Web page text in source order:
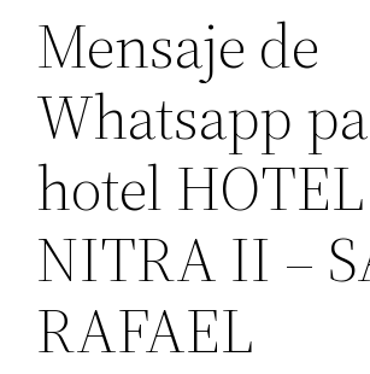
Mensaje de
Whatsapp
hotel HOTEL
NITRA II –
RAFAEL